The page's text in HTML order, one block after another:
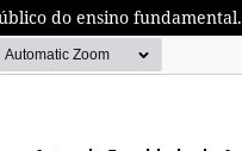
do ensino fundamental.